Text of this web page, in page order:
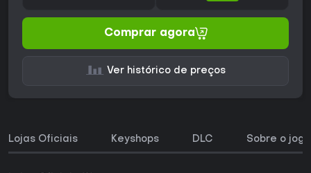
Comprar agora
Ver histórico de preços
Lojas Oficiais Keyshops DLC Sobre o jogo